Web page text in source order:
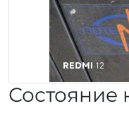
Состояние